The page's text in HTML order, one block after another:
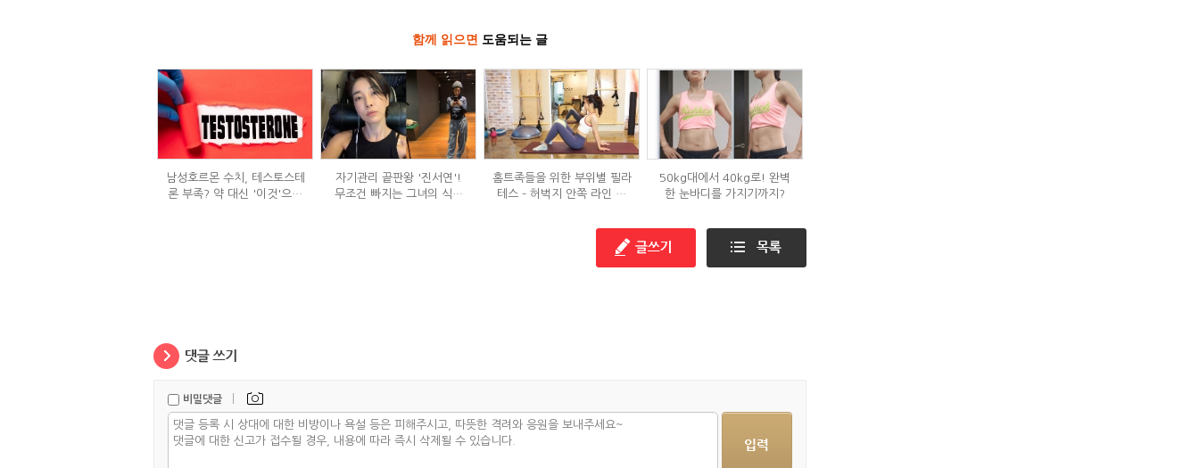
함께 읽으면 도움되는 글
남성호르몬 수치, 테스토스테
론 부족? 약 대신 '이것'으로
자기관리 끝판왕 '진서연'!
무조건 빠지는 그녀의 식단
홈트족들을 위한 부위별 필라
테스 – 허벅지 안쪽 라인 만
50kg대에서 40kg로! 완벽
한 눈바디를 가지기까지?
비밀댓글 |